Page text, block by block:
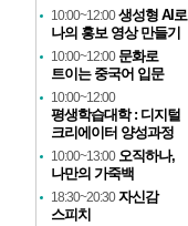
10:00~12:00 생성형 AI로
나의 홍보 영상 만들기
10:00~12:00 문화로
트이는 중국어 입문
10:00~12:00
평생학습대학 : 디지털
크리에이터 양성과정
10:00~13:00 오직하나,
나만의 가죽백
18:30~20:30 자신감
스피치